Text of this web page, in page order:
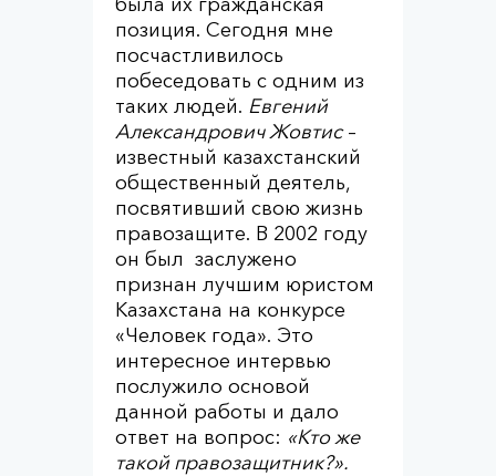
позиция. Сегодня мне
посчастливилось
побеседовать с одним из
таких людей. Евгений
Александрович Жовтис–
известный казахстанский
общественный деятель,
посвятивший свою жизнь
правозащите. В 2002 году
он был заслужено
признан лучшим юристом
Казахстана на конкурсе
«Человек года». Это
интересное интервью
послужило основой
данной работы и дало
ответ на вопрос: «Кто же
такой правозащитник?».